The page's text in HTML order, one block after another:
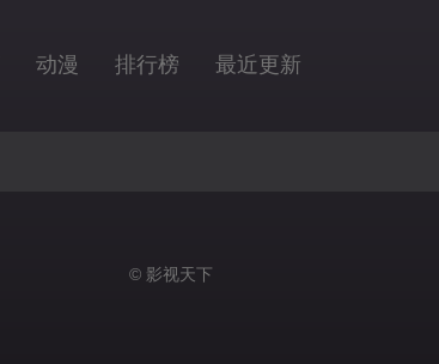
动漫 排行榜 最近更新
© 影视天下